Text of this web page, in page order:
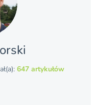
647 artykułów